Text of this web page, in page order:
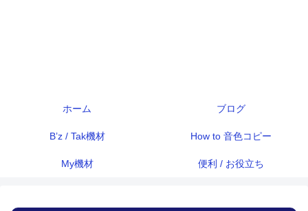
ホーム ブログ
B’z / Tak機材 How to 音色コピー
My機材 便利 / お役立ち